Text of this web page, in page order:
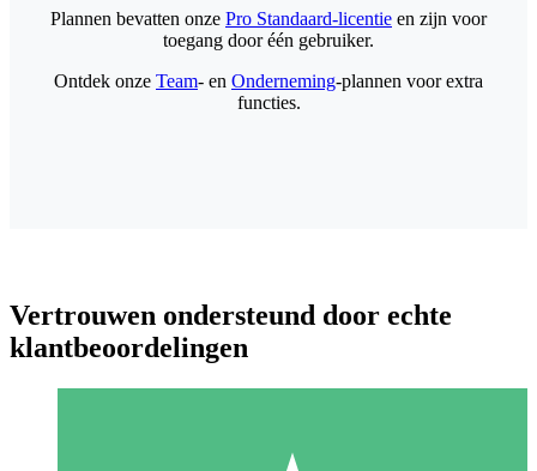
Plannen bevatten onze Pro Standaard-licentie en zijn voor
toegang door één gebruiker.
Ontdek onze Team- en Onderneming-plannen voor extra
functies.
Vertrouwen ondersteund door echte
klantbeoordelingen